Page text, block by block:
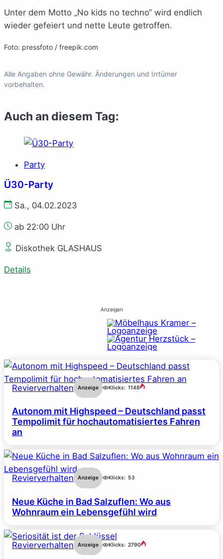
Unter dem Motto „No kids no techno“ wird endlich
wieder gefeiert und nette Leute getroffen.
Foto: pressfoto / freepik.com
Alle Angaben ohne Gewähr. Änderungen und Irrtümer
vorbehalten.
Auch an diesem Tag:
Party
Ü30-Party
Sa., 04.02.2023
ab 22:00 Uhr
Diskothek GLASHAUS
Details
Anzeigen
Revierverhalten Anzeige Klicks: 1148
Autonom mit Highspeed – Deutschland passt
Tempolimit für hochautomatisiertes Fahren
an
Revierverhalten Anzeige Klicks: 53
Neue Küche in Bad Salzuflen: Wo aus
Wohnraum ein Lebensgefühl wird
Revierverhalten Anzeige Klicks: 2790